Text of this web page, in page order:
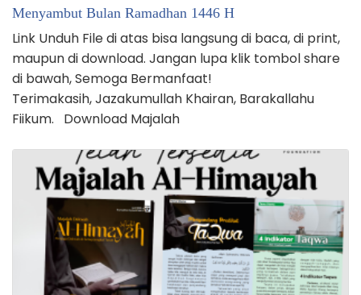
Menyambut Bulan Ramadhan 1446 H
Link Unduh File di atas bisa langsung di baca, di print,
maupun di download. Jangan lupa klik tombol share
di bawah, Semoga Bermanfaat!
Terimakasih, Jazakumullah Khairan, Barakallahu
Fiikum. Download Majalah